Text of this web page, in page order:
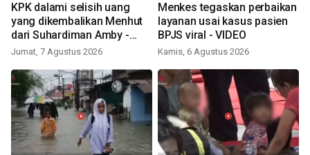
KPK dalami selisih uang
yang dikembalikan Menhut
dari Suhardiman Amby -
VIDEO
Jumat, 7 Agustus 2026
Menkes tegaskan perbaikan
layanan usai kasus pasien
BPJS viral - VIDEO
Kamis, 6 Agustus 2026